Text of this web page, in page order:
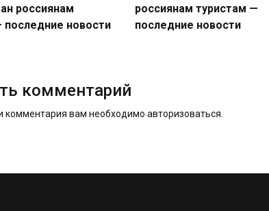
россиянам
последние новости
россиянам туристам —
последние новости
комментарий
комментария вам необходимо авторизоваться